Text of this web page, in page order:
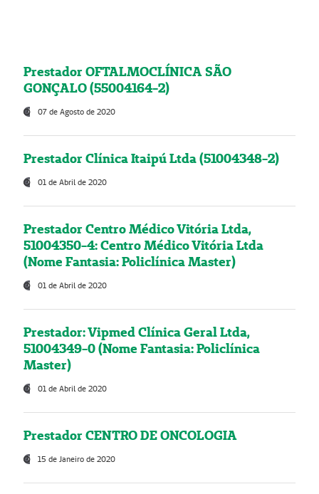
Prestador OFTALMOCLÍNICA SÃO
GONÇALO (55004164-2)
07 de Agosto de 2020
Prestador Clínica Itaipú Ltda (51004348-2)
01 de Abril de 2020
Prestador Centro Médico Vitória Ltda,
51004350-4: Centro Médico Vitória Ltda
(Nome Fantasia: Policlínica Master)
01 de Abril de 2020
Prestador: Vipmed Clínica Geral Ltda,
51004349-0 (Nome Fantasia: Policlínica
Master)
01 de Abril de 2020
Prestador CENTRO DE ONCOLOGIA
15 de Janeiro de 2020